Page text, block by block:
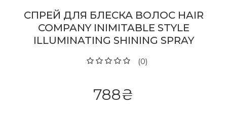
СПРЕЙ ДЛЯ БЛЕСКА ВОЛОС HAIR
COMPANY INIMITABLE STYLE
ILLUMINATING SHINING SPRAY
(0)
788₴